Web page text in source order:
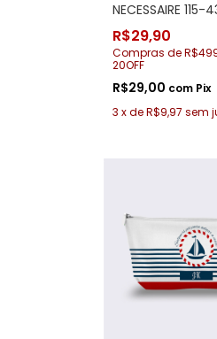
NECESSAIRE
R$29,90
Compras de
20OFF
R$29,00 com Pix
3 xdeR$9,97 sem